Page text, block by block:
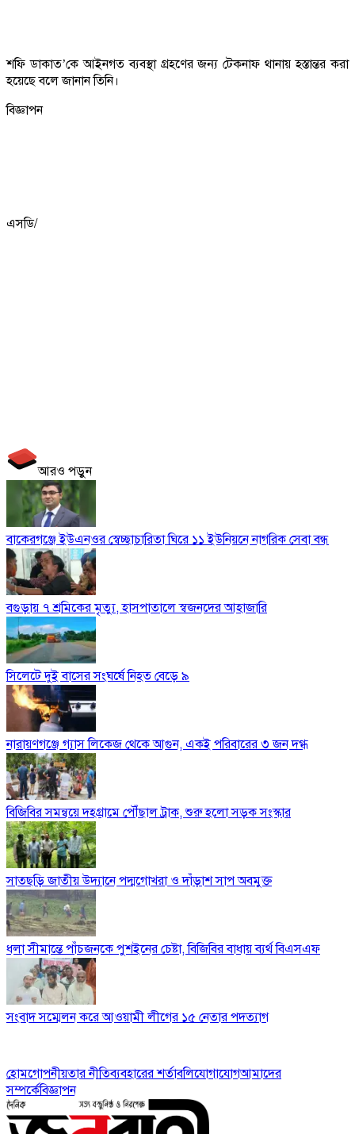
শফি ডাকাত’কে আইনগত ব্যবস্থা গ্রহণের জন্য টেকনাফ থানায় হস্তান্তর করা
হয়েছে বলে জানান তিনি।
বিজ্ঞাপন
এসডি/
আরও পড়ুন
বাকেরগঞ্জে ইউএনওর স্বেচ্ছাচারিতা ঘিরে ১১ ইউনিয়নে নাগরিক সেবা বন্ধ
বগুড়ায় ৭ শ্রমিকের মৃত্যু, হাসপাতালে স্বজনদের আহাজারি
সিলেটে দুই বাসের সংঘর্ষে নিহত বেড়ে ৯
নারায়ণগঞ্জে গ্যাস লিকেজ থেকে আগুন, একই পরিবারের ৩ জন দগ্ধ
বিজিবির সমন্বয়ে দহগ্রামে পৌঁছাল ট্রাক, শুরু হলো সড়ক সংস্কার
সাতছড়ি জাতীয় উদ্যানে পদ্মগোখরা ও দাঁড়াশ সাপ অবমুক্ত
ধলা সীমান্তে পাঁচজনকে পুশইনের চেষ্টা, বিজিবির বাধায় ব্যর্থ বিএসএফ
সংবাদ সম্মেলন করে আওয়ামী লীগের ১৫ নেতার পদত্যাগ
হোমগোপনীয়তার নীতিব্যবহারের শর্তাবলিযোগাযোগআমাদের
সম্পর্কেবিজ্ঞাপন